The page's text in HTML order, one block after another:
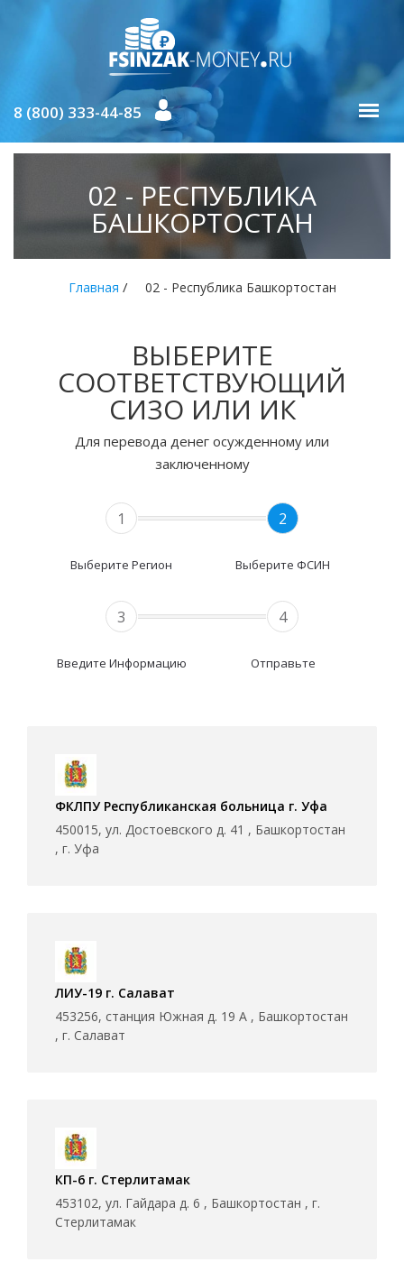
8 (800) 333-44-85
02 - РЕСПУБЛИКА
БАШКОРТОСТАН
Главная / 02 - Республика Башкортостан
ВЫБЕРИТЕ
СООТВЕТСТВУЮЩИЙ
СИЗО ИЛИ ИК
Для перевода денег осужденному или
заключенному
1
Выберите Регион
2
Выберите ФСИН
3
Введите Информацию
4
Отправьте
ФКЛПУ Республиканская больница г. Уфа
450015, ул. Достоевского д. 41 , Башкортостан
, г. Уфа
ЛИУ-19 г. Салават
453256, станция Южная д. 19 А , Башкортостан
, г. Салават
КП-6 г. Стерлитамак
453102, ул. Гайдара д. 6 , Башкортостан , г.
Стерлитамак